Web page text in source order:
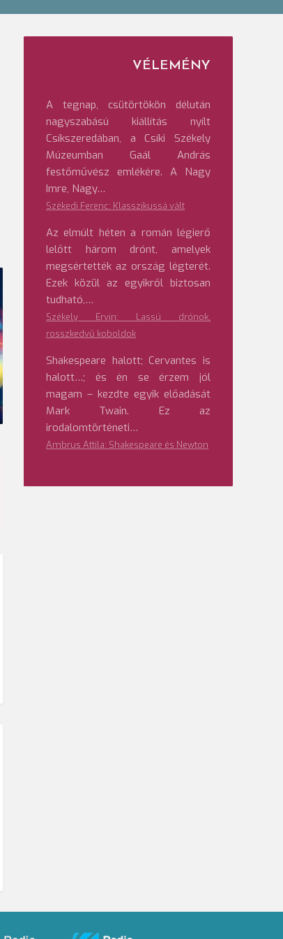
VÉLEMÉNY
A tegnap, csütörtökön délután
nagyszabású kiállítás nyílt
Csíkszeredában, a Csíki Székely
Múzeumban Gaál András
festőművész emlékére. A Nagy
Imre, Nagy…
Székedi Ferenc: Klasszikussá vált
Az elmúlt héten a román légierő
lelőtt három drónt, amelyek
megsértették az ország légterét.
Ezek közül az egyikről biztosan
tudható,…
Székely Ervin: Lassú drónok,
rosszkedvű koboldok
Shakespeare halott; Cervantes is
halott…; és én se érzem jól
magam – kezdte egyik előadását
Mark Twain. Ez az
irodalomtörténeti…
Ambrus Attila: Shakespeare és Newton